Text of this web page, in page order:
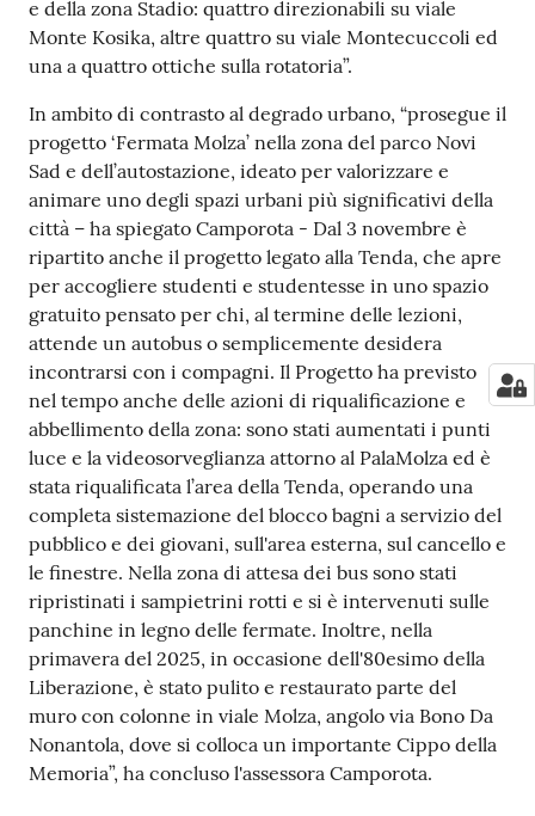
e della zona Stadio: quattro direzionabili su viale
Monte Kosika, altre quattro su viale Montecuccoli ed
una a quattro ottiche sulla rotatoria”.
In ambito di contrasto al degrado urbano, “prosegue il
progetto ‘Fermata Molza’ nella zona del parco Novi
Sad e dell’autostazione, ideato per valorizzare e
animare uno degli spazi urbani più significativi della
città – ha spiegato Camporota - Dal 3 novembre è
ripartito anche il progetto legato alla Tenda, che apre
per accogliere studenti e studentesse in uno spazio
gratuito pensato per chi, al termine delle lezioni,
attende un autobus o semplicemente desidera
incontrarsi con i compagni. Il Progetto ha previsto
nel tempo anche delle azioni di riqualificazione e
abbellimento della zona: sono stati aumentati i punti
luce e la videosorveglianza attorno al PalaMolza ed è
stata riqualificata l’area della Tenda, operando una
completa sistemazione del blocco bagni a servizio del
pubblico e dei giovani, sull'area esterna, sul cancello e
le finestre. Nella zona di attesa dei bus sono stati
ripristinati i sampietrini rotti e si è intervenuti sulle
panchine in legno delle fermate. Inoltre, nella
primavera del 2025, in occasione dell'80esimo della
Liberazione, è stato pulito e restaurato parte del
muro con colonne in viale Molza, angolo via Bono Da
Nonantola, dove si colloca un importante Cippo della
Memoria”, ha concluso l'assessora Camporota.